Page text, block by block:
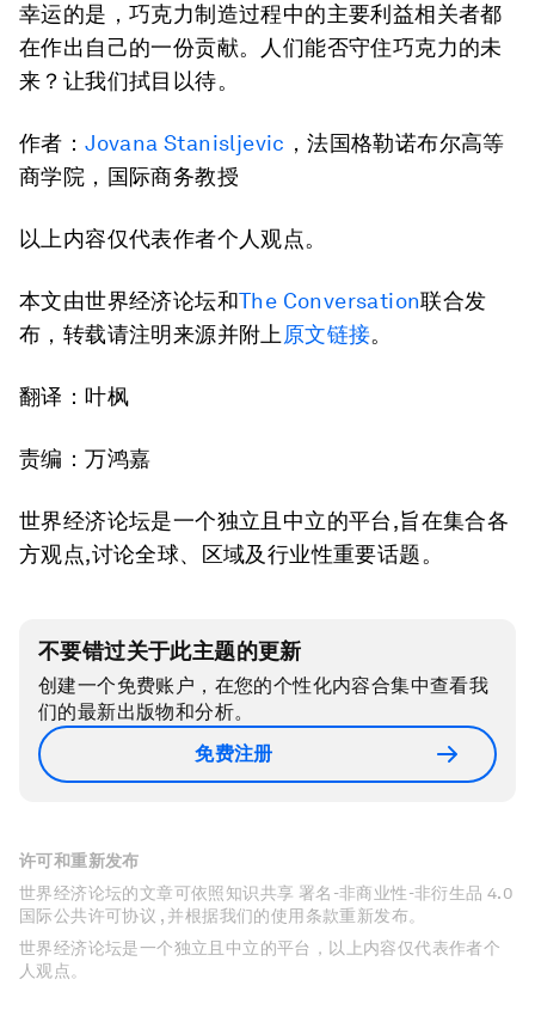
幸运的是，巧克力制造过程中的主要利益相关者都
在作出自己的一份贡献。人们能否守住巧克力的未
来？让我们拭目以待。
作者：Jovana Stanisljevic ，法国格勒诺布尔高等
商学院，国际商务教授
以上内容仅代表作者个人观点。
本文由世界经济论坛和The Conversation联合发
布，转载请注明来源并附上 原文链接。
翻译：叶枫
责编：万鸿嘉
世界经济论坛是一个独立且中立的平台,旨在集合各
方观点,讨论全球、区域及行业性重要话题。
不要错过关于此主题的更新
创建一个免费账户，在您的个性化内容合集中查看我
们的最新出版物和分析。
免费注册
许可和重新发布
世界经济论坛的文章可依照知识共享 署名-非商业性-非衍生品 4.0
国际公共许可协议 , 并根据我们的使用条款重新发布。
世界经济论坛是一个独立且中立的平台，以上内容仅代表作者个
人观点。